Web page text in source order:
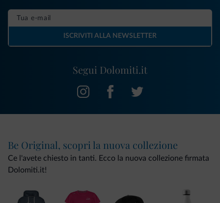
Segui Dolomiti.it
ISCRIVITI ALLA NEWSLETTER
Be Original, scopri la nuova collezione
Ce l'avete chiesto in tanti. Ecco la nuova collezione firmata
Dolomiti.it!